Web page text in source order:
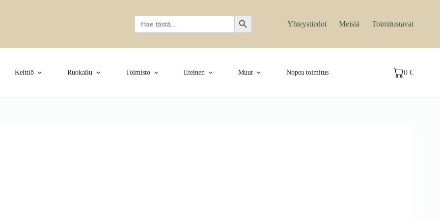
Search
for:
Search Button Yhteystiedot Meistä Toimitustavat
Keittiö Ruokailu Toimisto Eteinen Muut Nopea toimitus Ostoskori
0€